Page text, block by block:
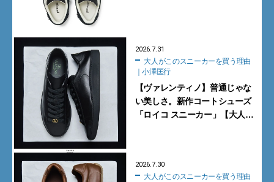
2026.7.31
｜小澤匡行
【ヴァレンティノ】普通じゃな
い美しさ。新作コートシューズ
「ロイコ スニーカー」【大人が
2026.7.30